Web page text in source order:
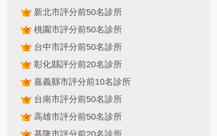
新北市評分前50名診所
桃園市評分前50名診所
台中市評分前50名診所
彰化縣評分前20名診所
嘉義縣市評分前10名診所
台南市評分前50名診所
高雄市評分前50名診所
基隆市評分前20名診所